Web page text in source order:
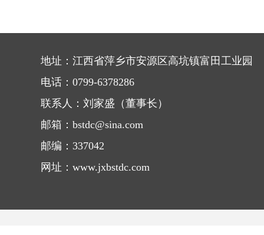
地址：江西省萍乡市安源区高坑镇富田工业园
电话：0799-6378286
联系人：刘家盛（董事长）
邮箱：bstdc@sina.com
邮编：337042
网址：www.jxbstdc.com